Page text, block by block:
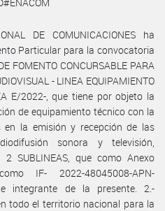
DE COMUNICACIONES ha
Particular para la convocatoria
FOMENTO CONCURSABLE PARA
- LINEA EQUIPAMIENTO
E/2022-, que tiene por objeto la
de equipamiento técnico con la
la emisión y recepción de las
sonora y televisión,
SUBLINEAS, que como Anexo
IF- 2022-48045008-APN-
integrante de la presente. 2.-
todo el territorio nacional para la